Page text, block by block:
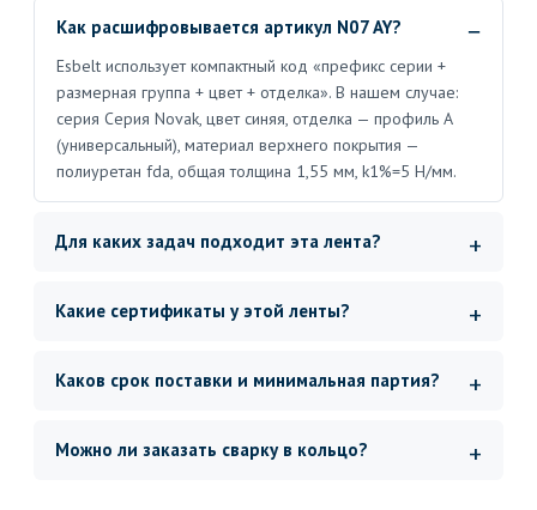
Как расшифровывается артикул N07 AY?
Esbelt использует компактный код «префикс серии +
размерная группа + цвет + отделка». В нашем случае:
серия Серия Novak, цвет синяя, отделка — профиль A
(универсальный), материал верхнего покрытия —
полиуретан fda, общая толщина 1,55 мм, k1%=5 Н/мм.
Для каких задач подходит эта лента?
Какие сертификаты у этой ленты?
Каков срок поставки и минимальная партия?
Можно ли заказать сварку в кольцо?